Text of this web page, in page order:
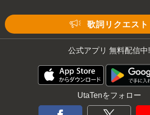
歌詞リクエスト
公式アプリ 無料配信中!
UtaTenをフォロー